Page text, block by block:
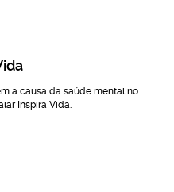
a causa da saúde mental no
Inspira Vida.